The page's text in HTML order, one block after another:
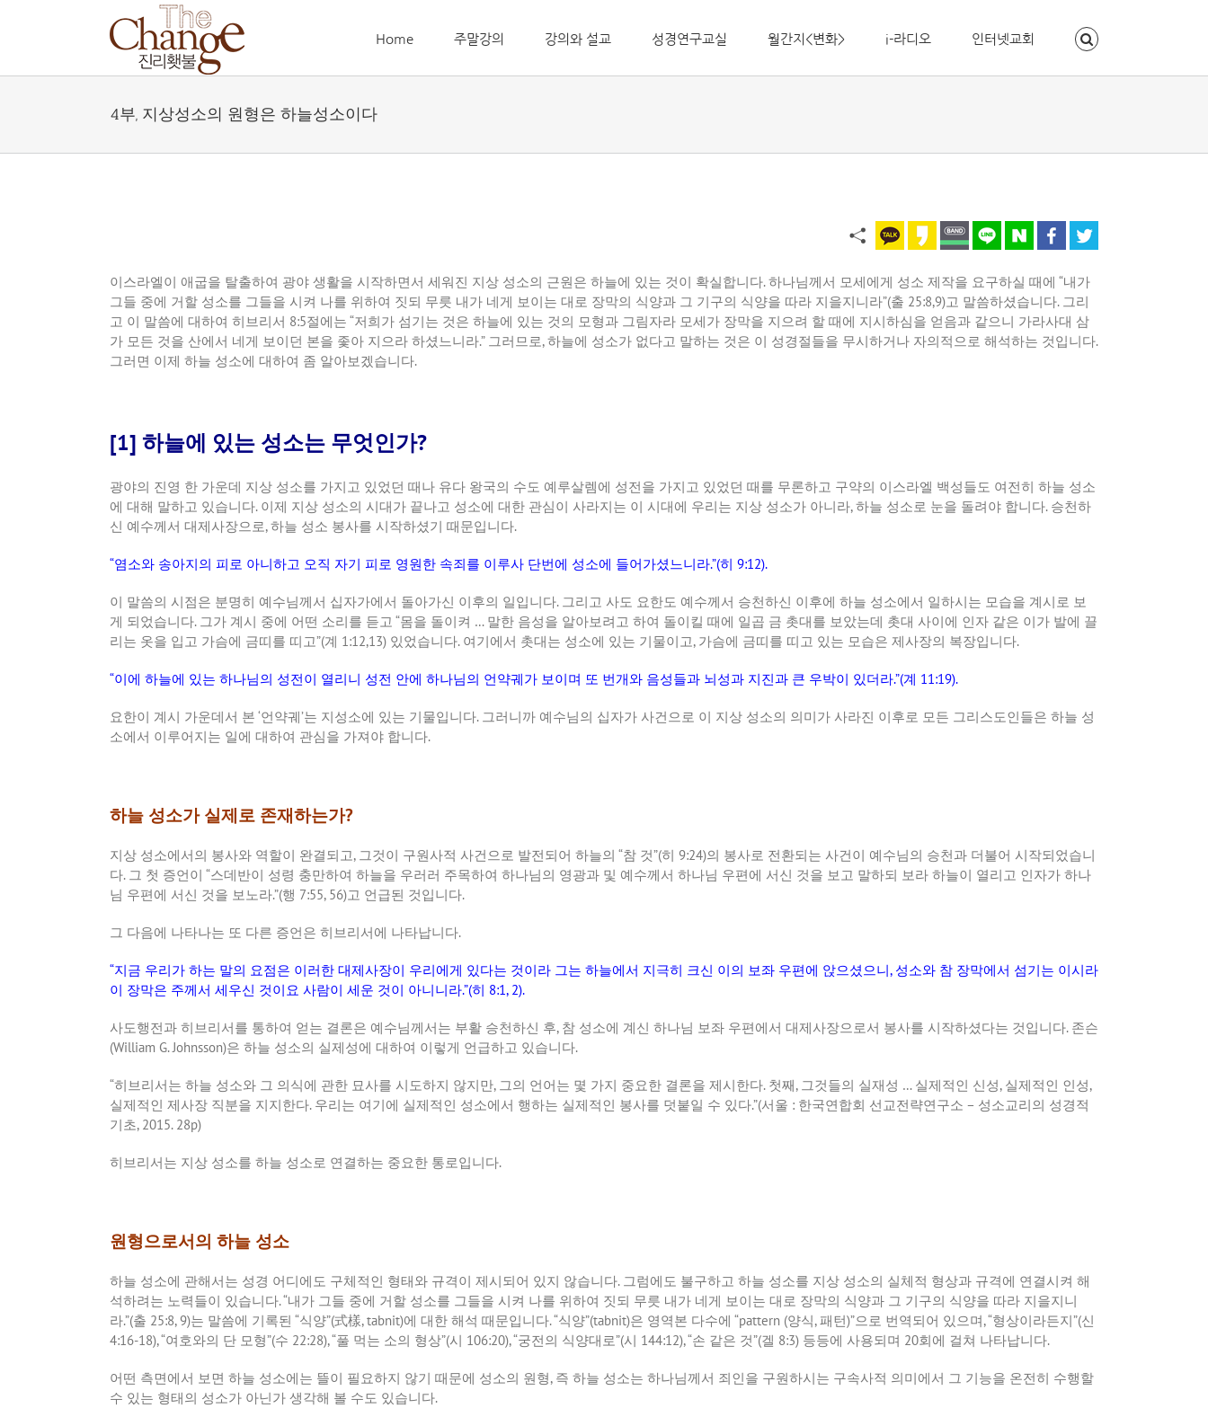
Home 주말강의 강의와 설교 성경연구교실 월간지<변화> i-라디오 인터넷교회
4부, 지상성소의 원형은 하늘성소이다
이스라엘이 애굽을 탈출하여 광야 생활을 시작하면서 세워진 지상 성소의 근원은 하늘에 있는 것이 확실합니다.하나님께서 모세에게 성소 제작을 요구하실 때에 “내가
그들 중에 거할 성소를 그들을 시켜 나를 위하여 짓되 무릇 내가 네게 보이는 대로 장막의 식양과 그 기구의 식양을 따라 지을지니라”(출 25:8,9)고 말씀하셨습니다. 그리
고 이 말씀에 대하여 히브리서 8:5절에는 “저희가 섬기는 것은 하늘에 있는 것의 모형과 그림자라 모세가 장막을 지으려 할 때에 지시하심을 얻음과 같으니 가라사대 삼
가 모든 것을 산에서 네게 보이던 본을 좇아 지으라 하셨느니라.” 그러므로,하늘에 성소가 없다고 말하는 것은 이 성경절들을 무시하거나 자의적으로 해석하는 것입니다.
그러면 이제 하늘 성소에 대하여 좀 알아보겠습니다.
[1] 하늘에 있는 성소는 무엇인가?
광야의 진영 한 가운데 지상 성소를 가지고 있었던 때나 유다 왕국의 수도 예루살렘에 성전을 가지고 있었던 때를 무론하고 구약의 이스라엘 백성들도 여전히 하늘 성소
에 대해 말하고 있습니다. 이제 지상 성소의 시대가 끝나고 성소에 대한 관심이 사라지는 이 시대에 우리는 지상 성소가 아니라,하늘 성소로 눈을 돌려야 합니다. 승천하
신 예수께서 대제사장으로,하늘 성소 봉사를 시작하셨기 때문입니다.
“염소와 송아지의 피로 아니하고 오직 자기 피로 영원한 속죄를 이루사 단번에 성소에 들어가셨느니라.”(히 9:12).
이 말씀의 시점은 분명히 예수님께서 십자가에서 돌아가신 이후의 일입니다. 그리고 사도 요한도 예수께서 승천하신 이후에 하늘 성소에서 일하시는 모습을 계시로 보
게 되었습니다. 그가 계시 중에 어떤 소리를 듣고 “몸을 돌이켜 … 말한 음성을 알아보려고 하여 돌이킬 때에 일곱 금 촛대를 보았는데 촛대 사이에 인자 같은 이가 발에 끌
리는 옷을 입고 가슴에 금띠를 띠고”(계 1:12,13) 있었습니다. 여기에서 촛대는 성소에 있는 기물이고, 가슴에 금띠를 띠고 있는 모습은 제사장의 복장입니다.
“이에 하늘에 있는 하나님의 성전이 열리니 성전 안에 하나님의 언약궤가 보이며 또 번개와 음성들과 뇌성과 지진과 큰 우박이 있더라.”(계 11:19).
요한이 계시 가운데서 본 ‘언약궤’는 지성소에 있는 기물입니다. 그러니까 예수님의 십자가 사건으로 이 지상 성소의 의미가 사라진 이후로 모든 그리스도인들은 하늘 성
소에서 이루어지는 일에 대하여 관심을 가져야 합니다.
하늘 성소가 실제로 존재하는가?
지상 성소에서의 봉사와 역할이 완결되고, 그것이 구원사적 사건으로 발전되어 하늘의 “참 것”(히 9:24)의 봉사로 전환되는 사건이 예수님의 승천과 더불어 시작되었습니
다. 그 첫 증언이 “스데반이 성령 충만하여 하늘을 우러러 주목하여 하나님의 영광과 및 예수께서 하나님 우편에 서신 것을 보고 말하되 보라 하늘이 열리고 인자가 하나
님 우편에 서신 것을 보노라.”(행 7:55, 56)고 언급된 것입니다.
그 다음에 나타나는 또 다른 증언은 히브리서에 나타납니다.
“지금 우리가 하는 말의 요점은 이러한 대제사장이 우리에게 있다는 것이라 그는 하늘에서 지극히 크신 이의 보좌 우편에 앉으셨으니, 성소와 참 장막에서 섬기는 이시라
이 장막은 주께서 세우신 것이요 사람이 세운 것이 아니니라.”(히 8:1, 2).
사도행전과 히브리서를 통하여 얻는 결론은 예수님께서는 부활 승천하신 후, 참 성소에 계신 하나님 보좌 우편에서 대제사장으로서 봉사를 시작하셨다는 것입니다. 존슨
(William G. Johnsson)은 하늘 성소의 실제성에 대하여 이렇게 언급하고 있습니다.
“히브리서는 하늘 성소와 그 의식에 관한 묘사를 시도하지 않지만, 그의 언어는 몇 가지 중요한 결론을 제시한다. 첫째, 그것들의 실재성 … 실제적인 신성, 실제적인 인성,
실제적인 제사장 직분을 지지한다. 우리는 여기에 실제적인 성소에서 행하는 실제적인 봉사를 덧붙일 수 있다.”(서울 : 한국연합회 선교전략연구소 – 성소교리의 성경적
기초, 2015. 28p)
히브리서는 지상 성소를 하늘 성소로 연결하는 중요한 통로입니다.
원형으로서의 하늘 성소
하늘 성소에 관해서는 성경 어디에도 구체적인 형태와 규격이 제시되어 있지 않습니다. 그럼에도 불구하고 하늘 성소를 지상 성소의 실체적 형상과 규격에 연결시켜 해
석하려는 노력들이 있습니다. “내가 그들 중에 거할 성소를 그들을 시켜 나를 위하여 짓되 무릇 내가 네게 보이는 대로 장막의 식양과 그 기구의 식양을 따라 지을지니
라.”(출 25:8, 9)는 말씀에 기록된 “식양”(式樣, tabnit)에 대한 해석 때문입니다. “식양”(tabnit)은 영역본 다수에 “pattern (양식,패턴)”으로 번역되어 있으며, “형상이라든지”(신
4:16-18), “여호와의 단 모형”(수 22:28), “풀 먹는 소의 형상”(시 106:20), “궁전의 식양대로”(시 144:12), “손 같은 것”(겔 8:3) 등등에 사용되며 20회에 걸쳐 나타납니다.
어떤 측면에서 보면 하늘 성소에는 뜰이 필요하지 않기 때문에 성소의 원형, 즉 하늘 성소는 하나님께서 죄인을 구원하시는 구속사적 의미에서 그 기능을 온전히 수행할
수 있는 형태의 성소가 아닌가 생각해 볼 수도 있습니다.